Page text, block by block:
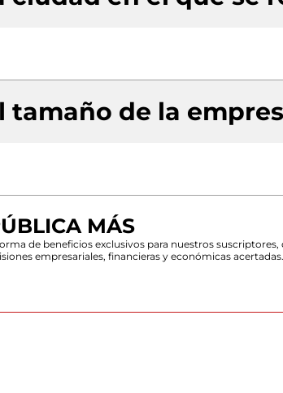
tamaño de la
MÁS
de beneficios exclusivos para nuestros
empresariales, financieras y económicas acertadas.